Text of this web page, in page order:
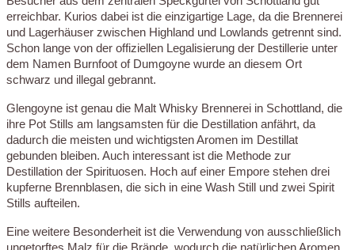
erreichbar. Kurios dabei ist die einzigartige Lage, da die Brennerei
und Lagerhäuser zwischen Highland und Lowlands getrennt sind.
Schon lange von der offiziellen Legalisierung der Destillerie unter
dem Namen Burnfoot of Dumgoyne wurde an diesem Ort
schwarz und illegal gebrannt.
Glengoyne ist genau die Malt Whisky Brennerei in Schottland, die
ihre Pot Stills am langsamsten für die Destillation anfährt, da
dadurch die meisten und wichtigsten Aromen im Destillat
gebunden bleiben. Auch interessant ist die Methode zur
Destillation der Spirituosen. Hoch auf einer Empore stehen drei
kupferne Brennblasen, die sich in eine Wash Still und zwei Spirit
Stills aufteilen.
Eine weitere Besonderheit ist die Verwendung von ausschließlich
ungetorftes Malz für die Brände, wodurch die natürlichen Aromen